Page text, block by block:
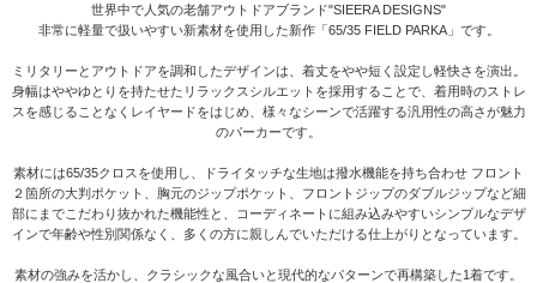
世界中で人気の老舗アウトドアブランド"SIEERA DESIGNS"
非常に軽量で扱いやすい新素材を使用した新作「65/35 FIELD PARKA」です。
ミリタリーとアウトドアを調和したデザインは、着丈をやや短く設定し軽快さを演出。
身幅はややゆとりを持たせたリラックスシルエットを採用することで、着用時のストレ
スを感じることなくレイヤードをはじめ、様々なシーンで活躍する汎用性の高さが魅力
のパーカーです。
素材には65/35クロスを使用し、ドライタッチな生地は撥水機能を持ち合わせ フロント
２箇所の大判ポケット、胸元のジップポケット、フロントジップのダブルジップなど細
部にまでこだわり抜かれた機能性と、コーディネートに組み込みやすいシンプルなデザ
インで年齢や性別関係なく、多くの方に親しんでいただける仕上がりとなっています。
素材の強みを活かし、クラシックな風合いと現代的なパターンで再構築した1着です。